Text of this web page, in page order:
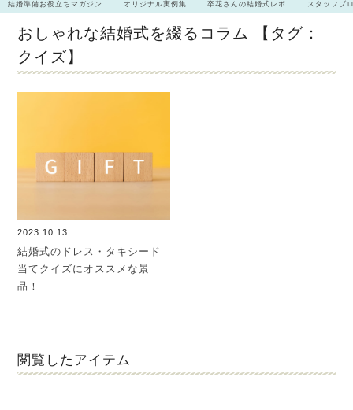
結婚準備お役立ちマガジン オリジナル実例集 卒花さんの結婚式レポ スタッフブ
おしゃれな結婚式を綴るコラム
【タグ：
クイズ】
2023.10.13
結婚式のドレス・タキシード
当てクイズにオススメな景
品！
閲覧したアイテム